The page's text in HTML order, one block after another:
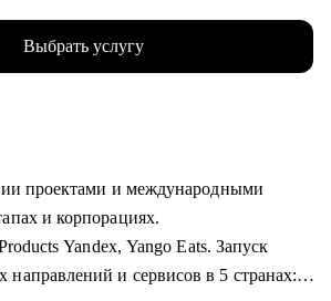
Выбрать услугу
проектами и международными
и корпорациях.
Yandex, Yango Eats. Запуск
и сервисов в 5 странах: